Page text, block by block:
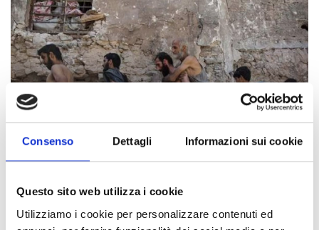
Consenso Dettagli Informazioni sui cookie
Questo sito web utilizza i cookie
Utilizziamo i cookie per personalizzare contenuti ed
17-07-2017
Iraq: urge to protect civilians
Read more
11-10-2016
Haiti Hurricane: donate
Read more
23-05-2016
#EnergyMatters for Crisis-Affected People
Read more